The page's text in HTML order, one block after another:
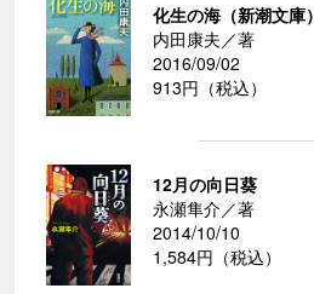
化生の海（新潮文庫）
内田康夫／著
2016/09/02
913円（税込）
12月の向日葵
永瀬隼介／著
2014/10/10
1,584円（税込）